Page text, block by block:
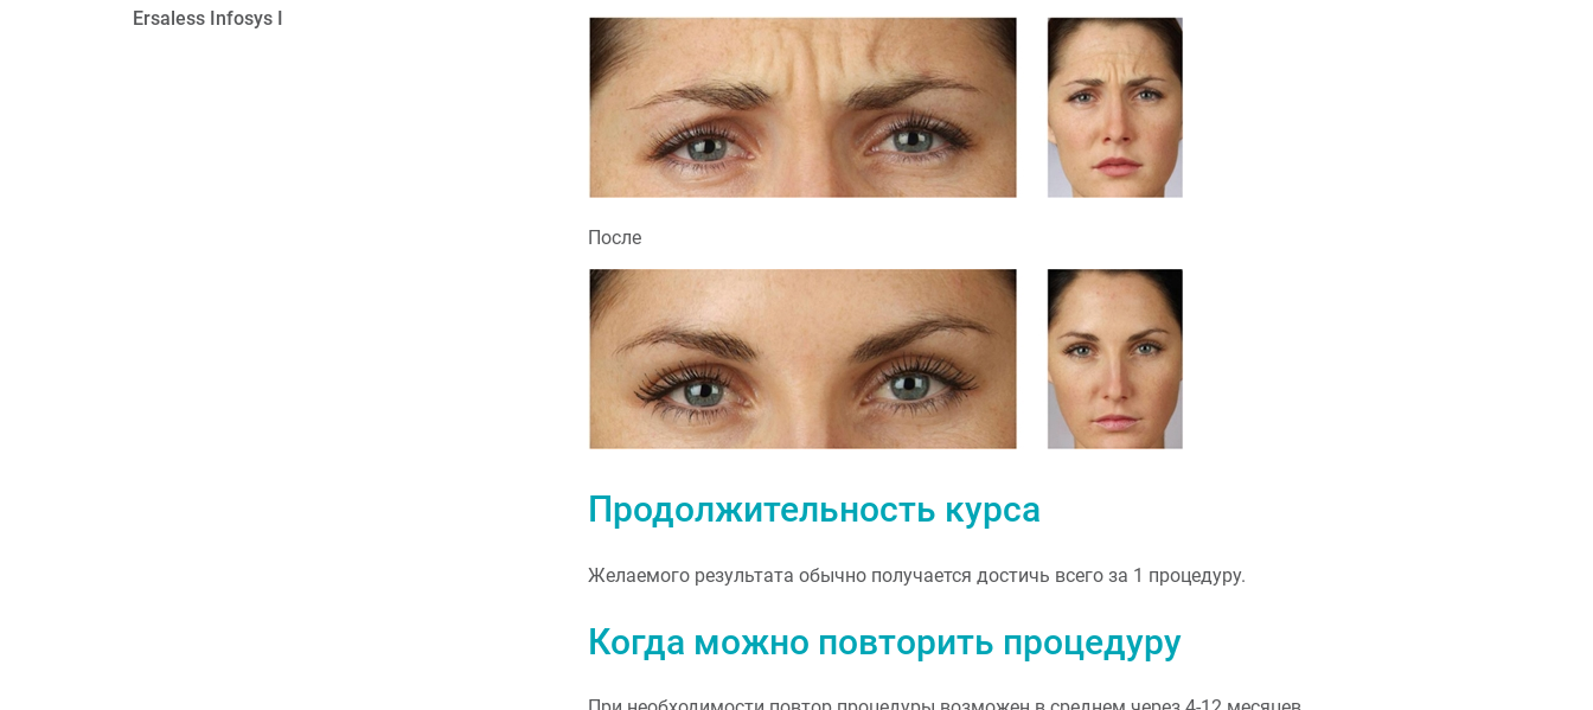
После
Продолжительность курса
Желаемого результата обычно получается достичь всего за 1 процедуру.
Когда можно повторить процедуру
Ersaless Infosys I